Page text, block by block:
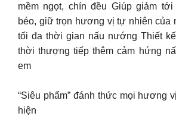
mềm ngọt, chín đều Giúp giảm
béo, giữ trọn hương vị tự nhiên của
tối đa thời gian nấu nướng Thiết
thời thượng tiếp thêm cảm hứng
em
“Siêu phẩm” đánh thức mọi hương
hiện